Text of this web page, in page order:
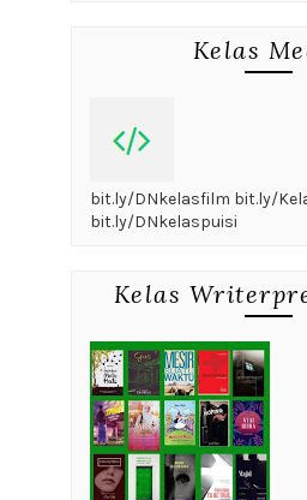
Kelas
bit.ly/DNkelasfilm bit.ly/
bit.ly/DNkelaspuisi
Kelas